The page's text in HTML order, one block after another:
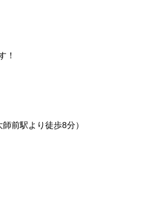
！
前駅より徒歩8分）